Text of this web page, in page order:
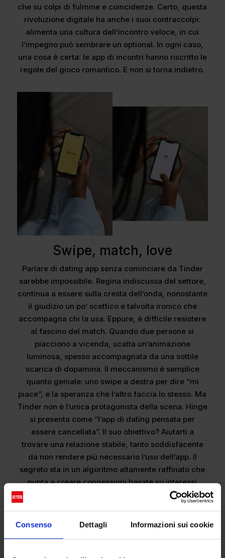
Consenso Dettagli Informazioni sui cookie
che su colpi di fulmine e coincidenze. Certo, questa
rivoluzione digitale ha anche i suoi contraccolpi:
alimenta una cultura dell’incontro veloce, in cui
l’impegno può sembrare un optional. In ogni caso,
una cosa è certa: le app di incontri hanno riscritto le
regole del gioco romantico. E non si torna indietro.
Swipe, match, love
Parlare di dating app senza cominciare da Tinder
sarebbe impossibile. Regina indiscussa del settore,
continua a essere sulla cresta dell’onda, nonostante
il giudizio un po’ scettico e talvolta ironico che
accompagna chi la usa. Eppure, è difficile resistere
al fascino del match. Quando due persone si
piacciono a vicenda, scatta un’animazione
luminosa, spesso accompagnata da una sottile
scarica di dopamina. Il meccanismo è semplice
quanto geniale: uno swipe a destra per dire “mi
piace”, e la speranza che l’altro faccia lo stesso. Ma
Tinder non è l’unica protagonista della scena. Hinge
si presenta come “l’app di dating pensata per
essere cancellata”. Il suo obiettivo? Aiutarti a
trovare una relazione stabile, tanto soddisfacente
da non rendere più necessario l’uso dell’app. Il
segreto sta in un algoritmo altamente raffinato che
punta a creare connessioni basate su interessi
comuni. E proprio per questo la personalizzazione
probabile sarà trovare qualcuno in sintonia con te.
Poi c’è Bumble, l’app che ha rivoluzionato le